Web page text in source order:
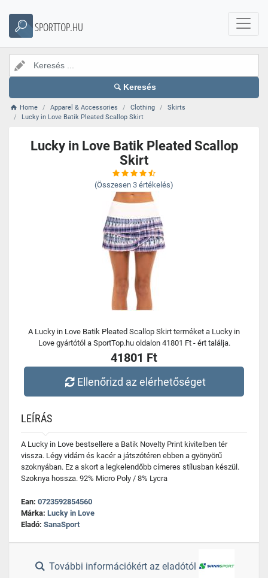
SPORTTOP.HU
Keresés
Home Apparel & Accessories Clothing
Skirts
Lucky in Love Batik Pleated Scallop Skirt
Lucky in Love Batik Pleated Scallop
Skirt
(Összesen 3 értékelés)
A Lucky in Love Batik Pleated Scallop Skirt terméket a Lucky in
Love gyártótól a SportTop.hu oldalon 41801 Ft - ért találja.
41801 Ft
Ellenőrizd az elérhetőséget
LEÍRÁS
A Lucky in Love bestsellere a Batik Novelty Print kivitelben tér
vissza. Légy vidám és kacér a játszótéren ebben a gyönyörű
szoknyában. Ez a skort a legkelendőbb címeres stílusban készül.
Szoknya hossza. 92% Micro Poly / 8% Lycra
Ean: 0723592854560
Márka: Lucky in Love
Eladó: SanaSport
További információkért az eladótól